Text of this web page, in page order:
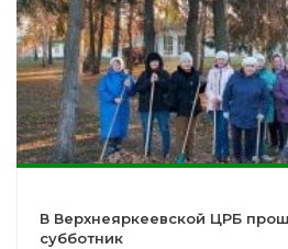
В Верхнеяркеевской ЦРБ
субботник